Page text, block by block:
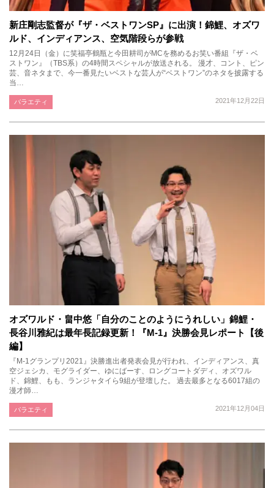
新庄剛志監督が『ザ・ベストワンSP』に出演！錦鯉、オズワ
ルド、インディアンス、空気階段らが参戦
12月24日（金）に笑福亭鶴瓶と今田耕司がMCを務めるお笑い番組『ザ・ベ
ストワン』（TBS系）の4時間スペシャルが放送される。 漫才、コント、ピン
芸、音ネタまで、今一番見たいベストな芸人が“ベストワン”のネタを披露する
当…
2021年12月22日
バラエティ
オズワルド・畠中悠「自分のことのようにうれしい」錦鯉・
長谷川雅紀は最年長記録更新！『M-1』決勝会見レポート【後
編】
『M-1グランプリ2021』決勝進出者発表会見が行われ、インディアンス、真
空ジェシカ、モグライダー、ゆにばーす、ロングコートダディ、オズワル
ド、錦鯉、もも、ランジャタイら9組が登壇した。 過去最多となる6017組の
漫才師…
2021年12月04日
バラエティ